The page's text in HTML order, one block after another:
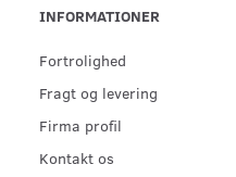
INFORMATIONER
Fortrolighed
Fragt og levering
Firma profil
Kontakt os